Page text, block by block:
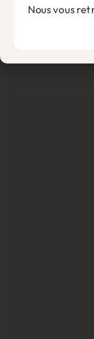
Nous vous